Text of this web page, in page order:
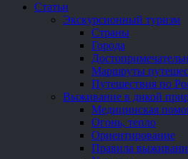
Статьи
Экскурсионный туризм
Страны
Города
Маршруты
Путешествия по
Выживание в дикой
Медицинская
Огонь, тепло
Ориентирование
Правила